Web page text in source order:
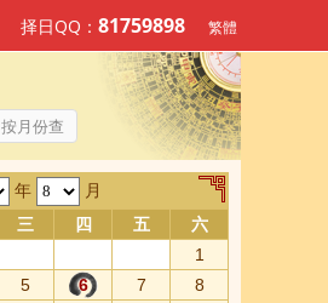
按月份查
择日QQ： 81759898 繁體
年 月
三 四 五
六
1
5 6 7
8